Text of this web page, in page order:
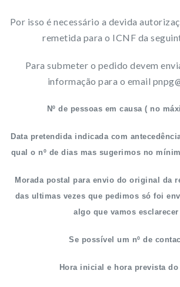
Por isso é necessário a devida
remetida para o ICNF da
Para submeter o pedido devem
informação para o email
Nº de pessoas em causa ( no
Data pretendida indicada com
qual o nº de dias mas sugerimos no
Morada postal para envio do original da
das ultimas vezes que pedimos só foi
algo que vamos esclarecer
Se possível um nº de
Hora inicial e hora prevista do